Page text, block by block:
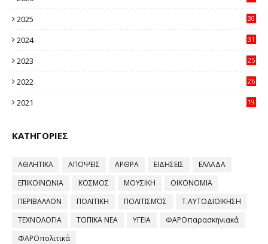
2025
30
2024
31
2023
25
2022
26
2021
19
ΚΑΤΗΓΟΡΙΕΣ
ΑΘΛΗΤΙΚΑ ΑΠΟΨΕΙΣ ΑΡΘΡΑ ΕΙΔΗΣΕΙΣ
ΕΛΛΑΔΑ
ΕΠΙΚΟΙΝΩΝΙΑ
ΚΟΣΜΟΣ ΜΟΥΣΙΚΗ
ΟΙΚΟΝΟΜΙΑ
ΠΕΡΙΒΑΛΛΟΝ
ΠΟΛΙΤΙΚΗ ΠΟΛΙΤΙΣΜΌΣ
Τ.ΑΥΤΟΔΙΟΙΚΗΣΗ
ΤΕΧΝΟΛΟΓΙΑ
ΤΟΠΙΚΑ ΝΕΑ ΥΓΕΙΑ
ΦΑΡΟπαρασκηνιακά
ΦΑΡΟπολιτικά